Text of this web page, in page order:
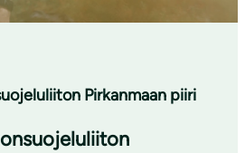
Pirkanmaan piiri